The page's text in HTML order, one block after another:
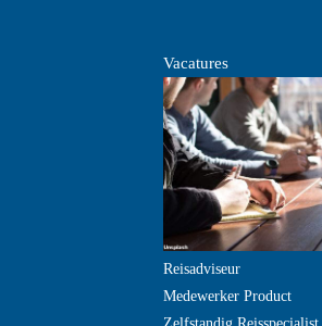
Vacatures
Reisadviseur
Medewerker Product